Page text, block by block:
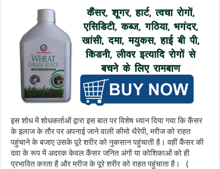
इस शोध में शोधकर्ताओं द्वारा इस बात पर विशेष ध्यान दिया गया कि कैंसर
के इलाज के तौर पर अपनाई जाने वाली कीमो थैरेपी, मरीज को राहत
पहुंचाने के बजाए उसके पूरे शरीर को नुकसान पहुंचाती है। वहीं कैंसर की
दवा के रूप में अदरक केवल कैंसर जनित अंगों या कोशिकाओं को ही
प्रभावित करता है और मरीज के पूरे शरीर को राहत पहुंचाता है। (